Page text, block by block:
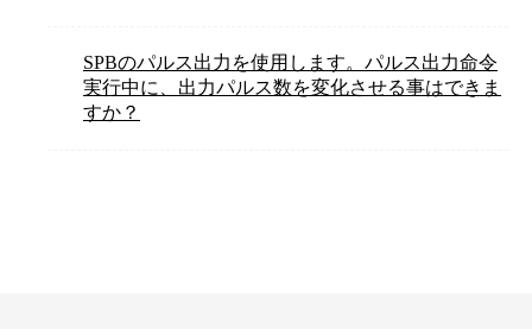
SPBのパルス出力を使用します。パルス出力命令
実行中に、出力パルス数を変化させる事はできま
すか？